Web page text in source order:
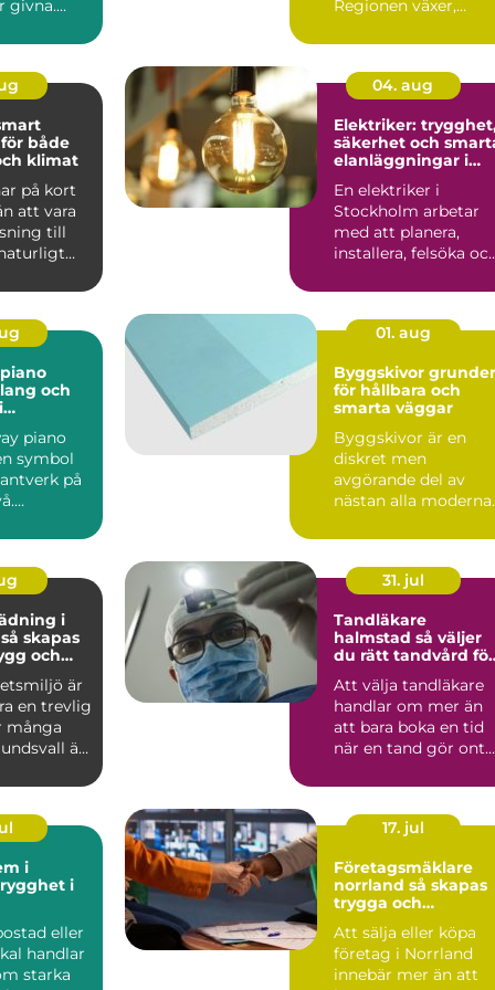
givna.
Regionen växer,
både
klimat
på kort
att vara
till
04. aug
Elektriker:
säkerhet och
elanläggningar i
En elektriker i
Stockholm arbetar
med att planera,
installera, felsöka
och
piano
symbol
på
ko...
01. aug
Byggskivor grunden
för hållbara och
smarta väggar
Byggskivor är en
diskret men
avgörande del av
nästan alla moderna
sällan när hu...
i
och
är
en trevlig
många
är
31. jul
Tandläkare
halmstad så väljer
du rätt tandvård för
Att välja tandläkare
handlar om mer än
att bara boka en tid
när en tand gör ont.
tandvå...
i
eller
handlar
starka
17. jul
Företagsmäklare
norrland så skapas
trygga och
företagsaffärer
Att sälja eller köpa
företag i Norrland
innebär mer än att